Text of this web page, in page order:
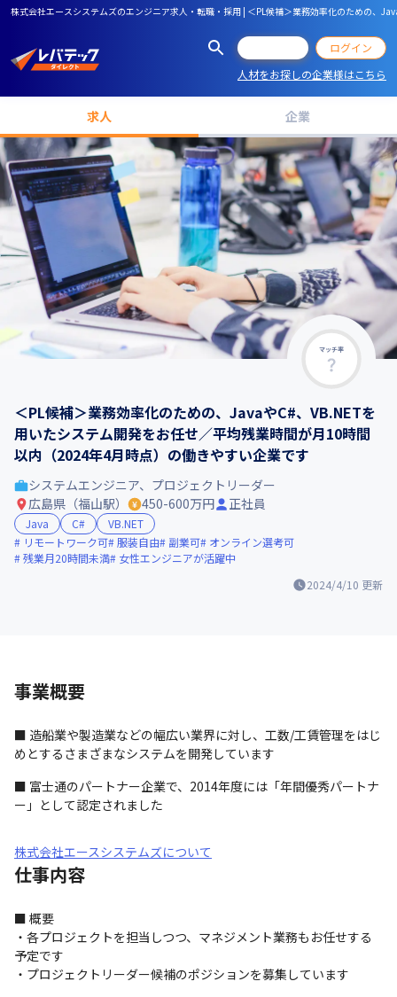
株式会社エースシステムズのエンジニア求人・転職・採用 | ＜PL候補＞業務効率化のための、
ログイン
人材をお探しの企業様はこちら
求人 企業
マッチ率
＜PL候補＞業務効率化のための、JavaやC#、VB.NETを
用いたシステム開発をお任せ／平均残業時間が月10時間
以内（2024年4月時点）の働きやすい企業です
2024/4/10 更新
システムエンジニア、プロジェクトリーダー
広島県（福山駅）
450-600万円 正社員
Java C#
VB.NET
リモートワーク可 服装自由 副業可
オンライン選考可
残業月20時間未満
女性エンジニアが活躍中
事業概要
■ 造船業や製造業などの幅広い業界に対し、工数/工賃管理をはじ
めとするさまざまなシステムを開発しています
■ 富士通のパートナー企業で、2014年度には「年間優秀パートナ
ー」として認定されました
株式会社エースシステムズについて
仕事内容
■ 概要
・各プロジェクトを担当しつつ、マネジメント業務もお任せする
予定です
・プロジェクトリーダー候補のポジションを募集しています